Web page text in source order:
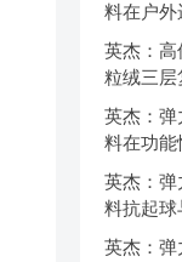
料在户外
英杰：高
粒绒三层
英杰：弹
料在功能
英杰：弹
料抗起球
英杰：弹